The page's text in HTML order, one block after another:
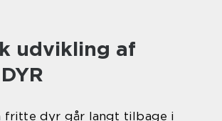
udvikling af
fritte dyr går langt tilbage i